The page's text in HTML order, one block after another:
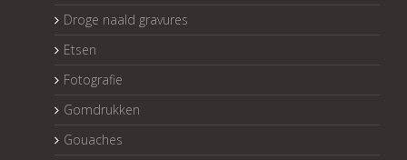
Droge naald gravures
Etsen
Fotografie
Gomdrukken
Gouaches